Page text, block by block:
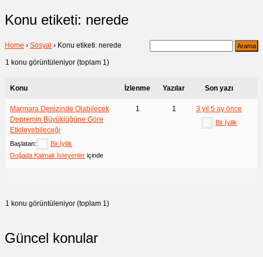
Konu etiketi: nerede
Home › Sosyal › Konu etiketi: nerede
1 konu görüntüleniyor (toplam 1)
Konu İzlenme Yazılar Son yazı
Marmara Denizinde Olabilecek
Depremin Büyüklüğüne Göre
Etkileyebileceği
Başlatan:
Bir İyilik
Doğada Kalmak İsteyenler içinde
1 1 3 yıl 5 ay önce
Bir İyilik
1 konu görüntüleniyor (toplam 1)
Güncel konular